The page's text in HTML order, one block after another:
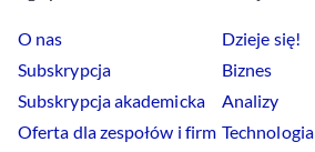
O nas
Subskrypcja
Subskrypcja akademicka
Oferta dla zespołów i firm
Dzieje się!
Biznes
Analizy
Technologia